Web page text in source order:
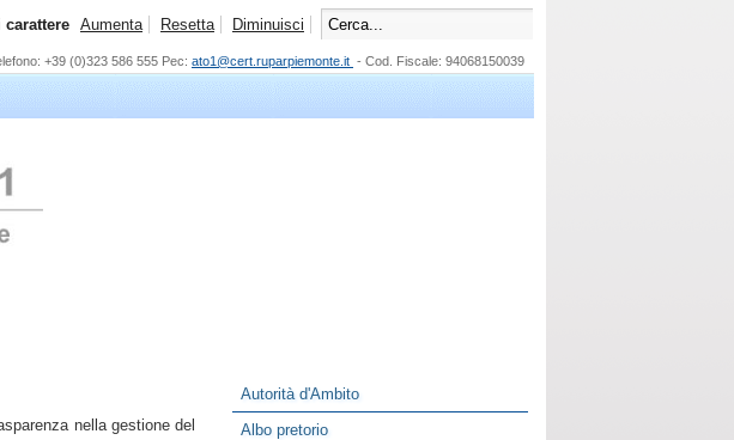
carattere Aumenta Resetta Diminuisci
+39 (0)323 586 555 Pec: ato1@cert.ruparpiemonte.it - Cod. Fiscale: 94068150039
nella gestione del
Autorità d'Ambito
Albo pretorio